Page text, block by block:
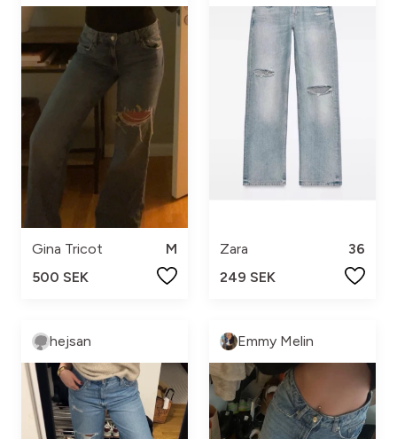
Gina Tricot
M
500 SEK
Zara
36
249 SEK
hejsan Emmy Melin